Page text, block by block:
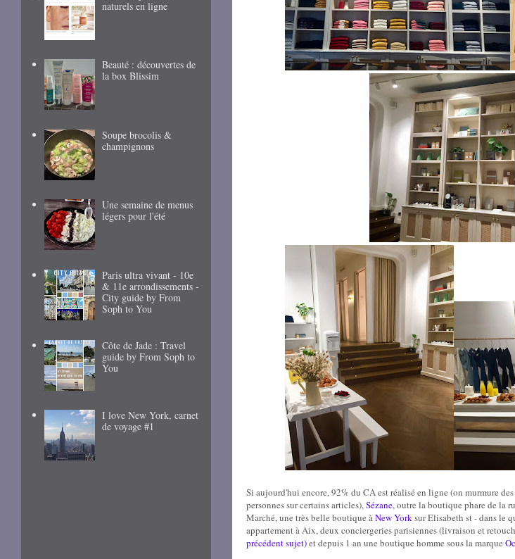
Si aujourd'hui encore, 92% du CA est réalisé en ligne (on murmure
personnes sur certains articles),Sézane, outre la boutique phare de la
Marché, une très belle boutique àNew Yorksur Elisabeth st - dans le
appartement à Aix, deux conciergeries parisiennes (livraison et
précédent sujet)et depuis 1 an une boutique homme sous la marque
naturels en ligne
Beauté : découvertes de
la box Blissim
Soupe brocolis &
champignons
Une semaine de menus
légers pour l'été
Paris ultra vivant - 10e
& 11e arrondissements -
City guide by From
Soph to You
Côte de Jade : Travel
guide by From Soph to
You
I love New York, carnet
de voyage #1